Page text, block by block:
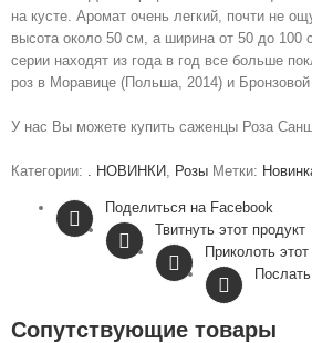
на кусте. Аромат очень легкий, почти не
высота около 50 см, а ширина от 50 до 100
серии находят из года в год все больше
роз в Моравице (Польша, 2014) и
У нас Вы можете купить саженцы Роза
Категории: . НОВИНКИ, Розы Метки:
Поделиться на Facebook
Твитнуть этот продукт
Приколоть
Сопутствующие товары